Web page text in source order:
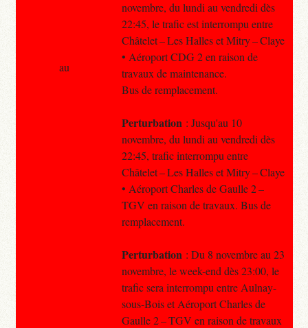
novembre, du lundi au vendredi dès
22:45, le trafic est interrompu entre
Châtelet – Les Halles et Mitry – Claye
• Aéroport CDG 2 en raison de
travaux de maintenance.
Bus de remplacement.
Perturbation : Jusqu'au 10
novembre, du lundi au vendredi dès
22:45, trafic interrompu entre
Châtelet – Les Halles et Mitry – Claye
• Aéroport Charles de Gaulle 2 –
TGV en raison de travaux. Bus de
remplacement.
Perturbation : Du 8 novembre au 23
novembre, le week-end dès 23:00, le
trafic sera interrompu entre Aulnay-
sous-Bois et Aéroport Charles de
Gaulle 2 – TGV en raison de travaux
au